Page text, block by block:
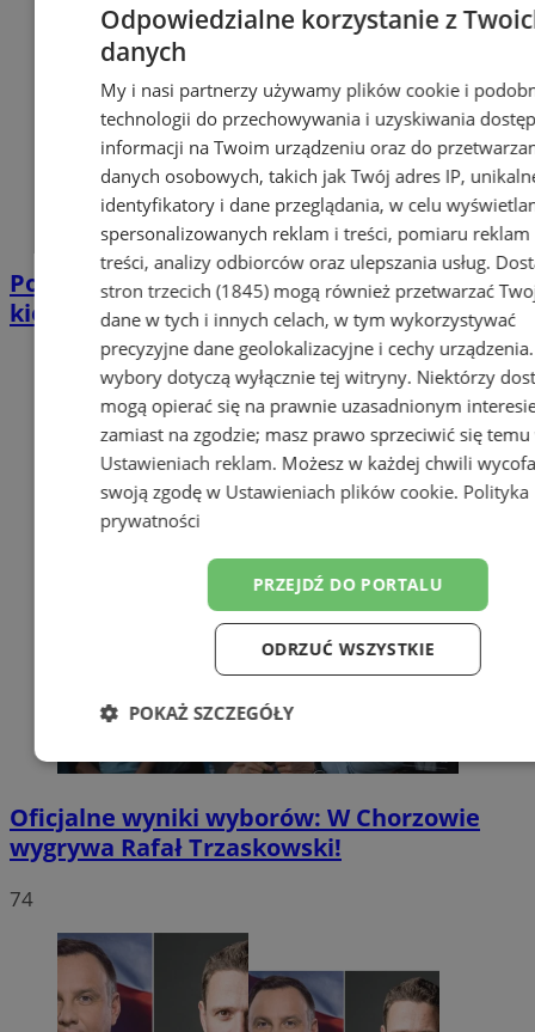
Policjant po służbie zatrzymał pijanego
kierowcę. Miał prawie 2 promile
Oficjalne wyniki wyborów: W Chorzowie
wygrywa Rafał Trzaskowski!
74
Odpowiedzialne korzystanie z
danych
My i nasi partnerzy używamy plików cookie i
technologii do przechowywania i uzyskiwania
informacji na Twoim urządzeniu oraz do
danych osobowych, takich jak Twój adres IP,
identyfikatory i dane przeglądania, w celu
spersonalizowanych reklam i treści, pomiaru reklam
treści, analizy odbiorców oraz ulepszania usług.
stron trzecich (1845)mogą również przetwarzać
dane w tych i innych celach, w tym wykorzystywać
precyzyjne dane geolokalizacyjne i cechy
wybory dotyczą wyłącznie tej witryny. Niektórzy
mogą opierać się na prawnie uzasadnionym
zamiast na zgodzie; masz prawo sprzeciwić się temu
Ustawieniach reklam. Możesz w każdej chwili
swoją zgodę w Ustawieniach plików cookie. Polityka
prywatności
PRZEJDŹ DO PORTALU
ODRZUĆ WSZYSTKIE
POKAŻ SZCZEGÓŁY
Niezbędne Wydajność
Funkcjonalność
Niezbędne Wydajność Targetowanie